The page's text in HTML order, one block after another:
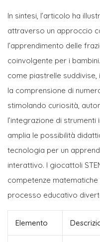
In sintesi, l’articolo ha
attraverso un approccio
l’apprendimento delle
coinvolgente per i
come piastrelle
la comprensione di
stimolando curiosità,
l’integrazione di
amplia le possibilità
tecnologia per un
interattivo. I giocattoli
competenze
processo educativo
Elemento